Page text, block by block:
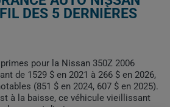
DES 5 DERNIÈRES
pour la Nissan 350Z 2006
de 1529 $ en 2021 à 266 $ en 2026,
(851 $ en 2024, 607 $ en 2025).
à la baisse, ce véhicule vieillissant